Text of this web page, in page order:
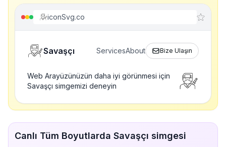
iconSvg.co
Savaşçı ServicesAbout Bize Ulaşın
Web Arayüzünüzün daha iyi görünmesi için
Savaşçı simgemizi deneyin
Canlı Tüm Boyutlarda Savaşçı simgesi